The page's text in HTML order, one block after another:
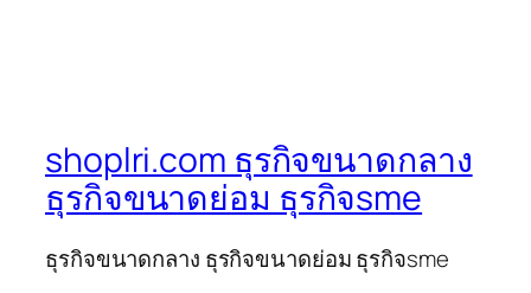
shoplri.com ธุรกิจขนาดกลาง
ธุรกิจขนาดย่อม ธุรกิจsme
ธุรกิจขนาดกลาง ธุรกิจขนาดย่อม ธุรกิจsme